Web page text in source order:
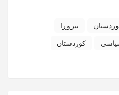
بیروڕا
کوردستان